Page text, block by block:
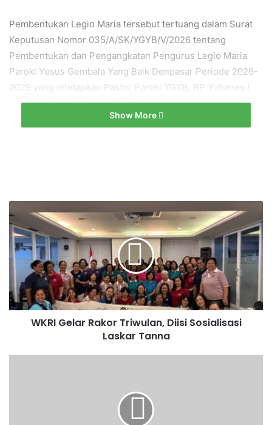
Pembentukan Legio Maria tersebut tertuang dalam Surat
Keputusan Nomor 035/A/SK/YGYB/V/2026 tentang
Pembentukan dan Pengangkatan Pengurus Legio Maria
Paroki Yesus Gembala Yang Baik Denpasar Periode 2026-
2029 yang ditetapkan Pastor Paroki YGYB, RP Yohanes I
Nyoman Madia Adnyana,SVD.
Selain itu, pembentukan kepengurusan juga didasari
semangat pelayanan dan kesediaan para anggota untuk
terlibat aktif dalam kehidupan menggereja serta
pembinaan umat.
Adapun susunan pengurus Legio Maria Yesus Gembala
Yang Baik periode 2026-2029 yakni Ketua Maria Jesika
Nadia Bugis, Wakil Ketua Siprianus Weo, Sekretaris
Michael Aldo, dan Bendahara Irene Kunera Bui.
Legio Maria dapat menjadi sarana pelayanan iman yang
semakin menghidupkan kehidupan rohani umat di paroki.
Show More
WKRI Gelar Rakor Triwulan, Diisi Sosialisasi
Laskar Tanna